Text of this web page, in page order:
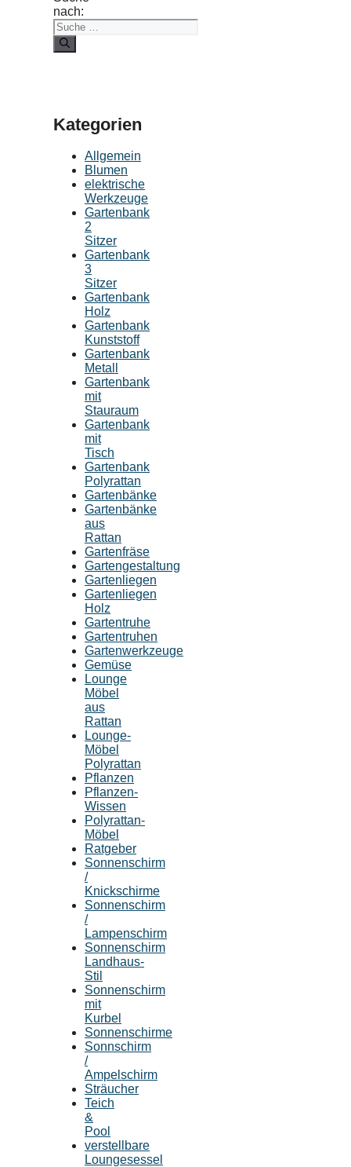
nach:
Kategorien
Allgemein
Blumen
elektrische
Werkzeuge
Gartenbank
2
Sitzer
Gartenbank
3
Sitzer
Gartenbank
Holz
Gartenbank
Kunststoff
Gartenbank
Metall
Gartenbank
mit
Stauraum
Gartenbank
mit
Tisch
Gartenbank
Polyrattan
Gartenbänke
Gartenbänke
aus
Rattan
Gartenfräse
Gartengestaltung
Gartenliegen
Gartenliegen
Holz
Gartentruhe
Gartentruhen
Gartenwerkzeuge
Gemüse
Lounge
Möbel
aus
Rattan
Lounge-
Möbel
Polyrattan
Pflanzen
Pflanzen-
Wissen
Polyrattan-
Möbel
Ratgeber
Sonnenschirm
/
Knickschirme
Sonnenschirm
/
Lampenschirm
Sonnenschirm
Landhaus-
Stil
Sonnenschirm
mit
Kurbel
Sonnenschirme
Sonnschirm
/
Ampelschirm
Sträucher
Teich
&
Pool
verstellbare
Loungesessel